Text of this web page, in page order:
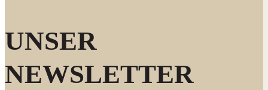
UNSER
NEWSLETTER